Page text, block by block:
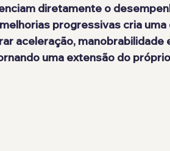
diretamente o
progressivas cria
aceleração, manobrabilidade
uma extensão do